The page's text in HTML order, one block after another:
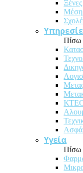
Μέση
Πίσω
Υγεία
Πίσω